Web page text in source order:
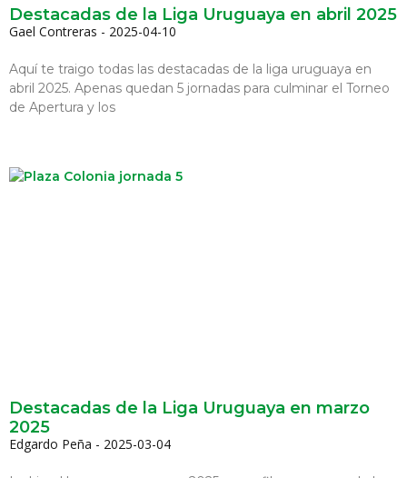
Destacadas de la Liga Uruguaya en abril 2025
Gael Contreras 2025-04-10
Aquí te traigo todas las destacadas de la liga uruguaya en
abril 2025. Apenas quedan 5 jornadas para culminar el Torneo
de Apertura y los
Destacadas de la Liga Uruguaya en marzo
2025
Edgardo Peña 2025-03-04